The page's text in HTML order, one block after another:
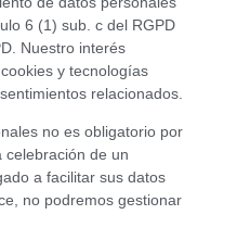
6 (1) sub. c del RGPD
Nuestro interés
y tecnologías
relacionados.
no es obligatorio por
celebración de un
a facilitar sus datos
no podremos gestionar